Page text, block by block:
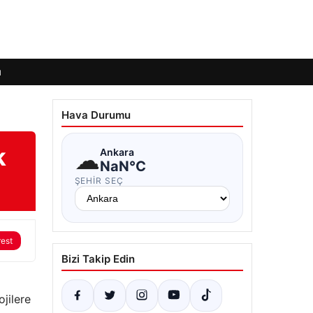
Hava Durumu
☁Ankara
NaN°C
ŞEHIR SEÇ
Bizi Takip Edin